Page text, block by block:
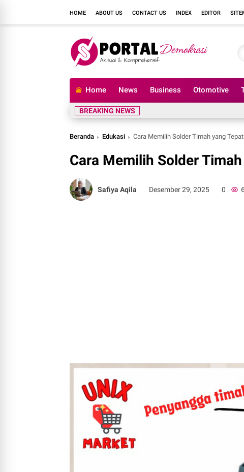
HOME ABOUT US CONTACT US INDEX EDITOR
Home News Business Otomotive
BREAKING NEWS
Beranda Edukasi Cara Memilih Solder Timah yang
Cara Memilih Solder
Safiya Aqila Desember 29, 2025 0